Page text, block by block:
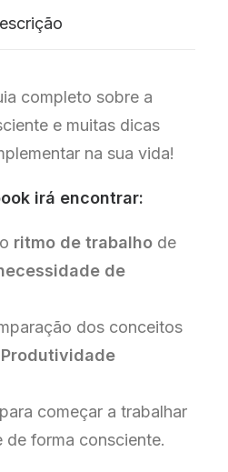
Produtividade
completo sobre a
e muitas dicas
na sua vida!
irá encontrar:
ritmo de trabalho de
de
dos conceitos
Produtividade
para começar a trabalhar
de forma consciente.